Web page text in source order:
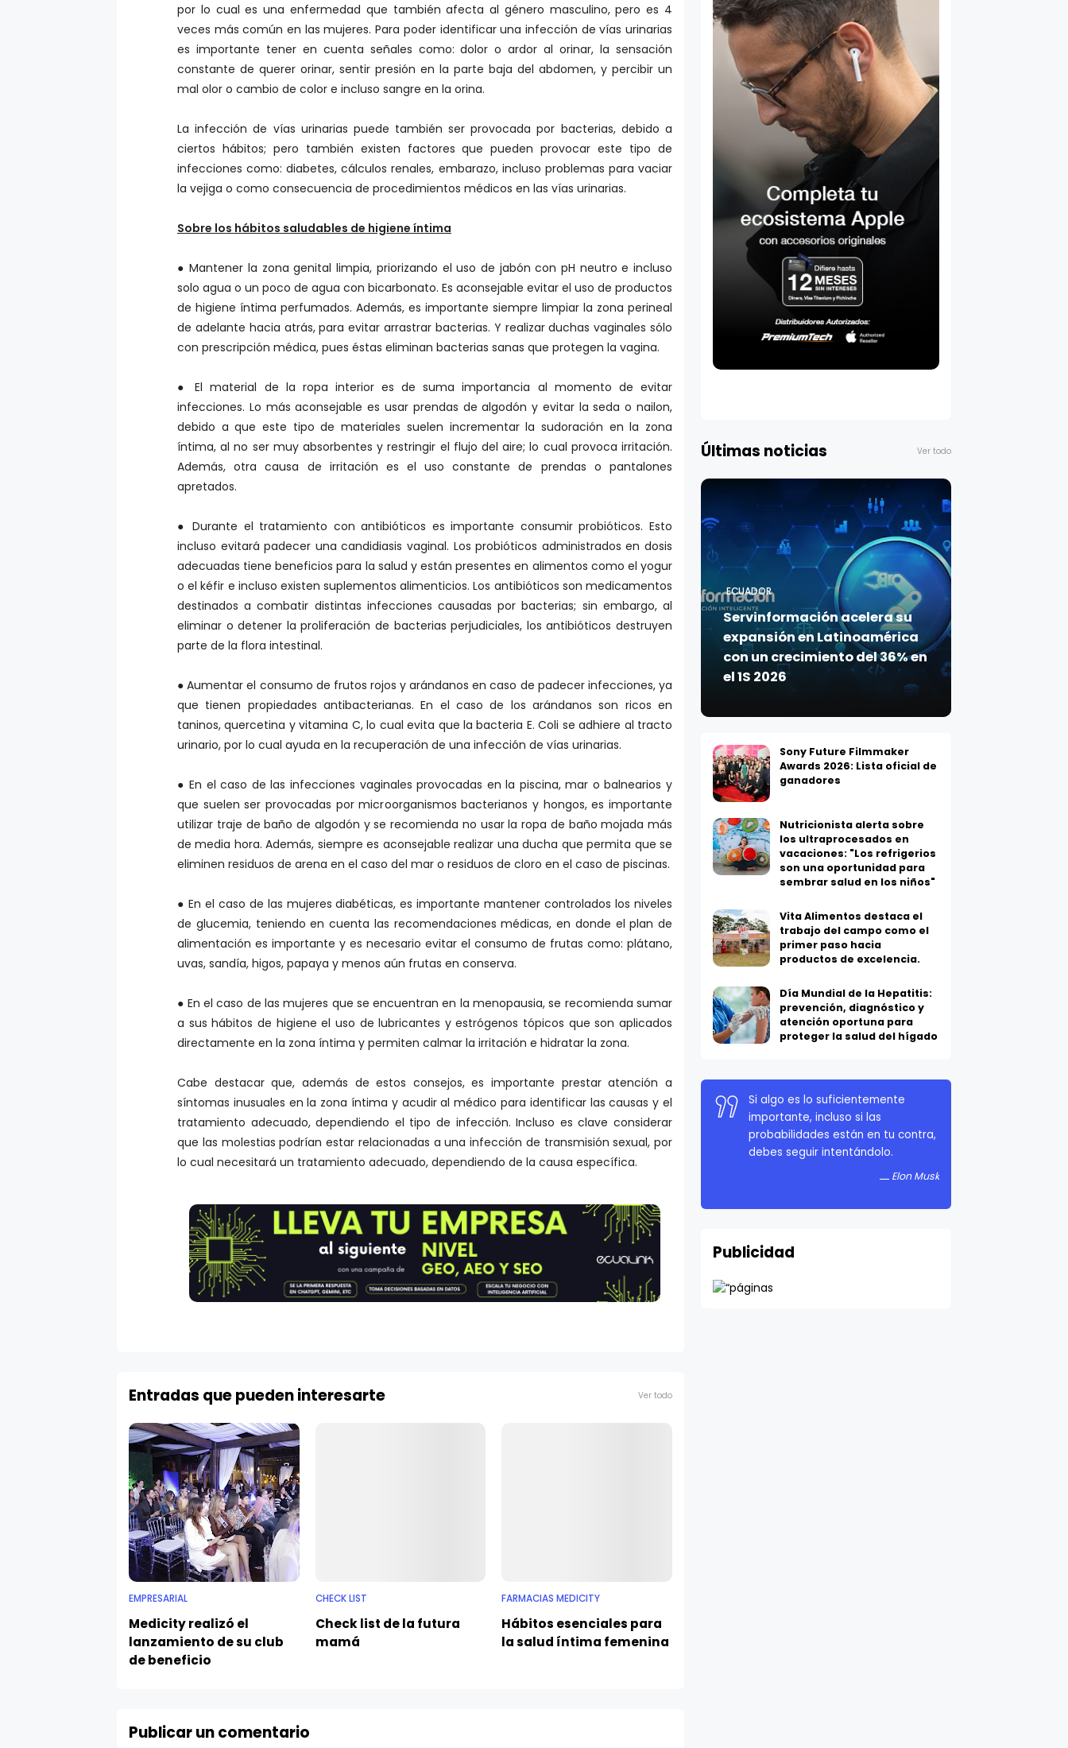
por lo cual es una enfermedad que también afecta al género masculino, pero es 4
veces más común en las mujeres. Para poder identificar una infección de vías urinarias
es importante tener en cuenta señales como: dolor o ardor al orinar, la sensación
constante de querer orinar, sentir presión en la parte baja del abdomen, y percibir un
mal olor o cambio de color e incluso sangre en la orina.
La infección de vías urinarias puede también ser provocada por bacterias, debido a
ciertos hábitos; pero también existen factores que pueden provocar este tipo de
infecciones como: diabetes, cálculos renales, embarazo, incluso problemas para vaciar
la vejiga o como consecuencia de procedimientos médicos en las vías urinarias.
Sobre los hábitos saludables de higiene íntima
● Mantener la zona genital limpia, priorizando el uso de jabón con pH neutro e incluso
solo agua o un poco de agua con bicarbonato. Es aconsejable evitar el uso de productos
de higiene íntima perfumados. Además, es importante siempre limpiar la zona perineal
de adelante hacia atrás, para evitar arrastrar bacterias. Y realizar duchas vaginales sólo
con prescripción médica, pues éstas eliminan bacterias sanas que protegen la vagina.
● El material de la ropa interior es de suma importancia al momento de evitar
infecciones. Lo más aconsejable es usar prendas de algodón y evitar la seda o nailon,
debido a que este tipo de materiales suelen incrementar la sudoración en la zona
íntima, al no ser muy absorbentes y restringir el flujo del aire; lo cual provoca irritación.
Además, otra causa de irritación es el uso constante de prendas o pantalones
apretados.
● Durante el tratamiento con antibióticos es importante consumir probióticos. Esto
incluso evitará padecer una candidiasis vaginal. Los probióticos administrados en dosis
adecuadas tiene beneficios para la salud y están presentes en alimentos como el yogur
o el kéfir e incluso existen suplementos alimenticios. Los antibióticos son medicamentos
destinados a combatir distintas infecciones causadas por bacterias; sin embargo, al
eliminar o detener la proliferación de bacterias perjudiciales, los antibióticos destruyen
parte de la flora intestinal.
● Aumentar el consumo de frutos rojos y arándanos en caso de padecer infecciones, ya
que tienen propiedades antibacterianas. En el caso de los arándanos son ricos en
taninos, quercetina y vitamina C, lo cual evita que la bacteria E. Coli se adhiere al tracto
urinario, por lo cual ayuda en la recuperación de una infección de vías urinarias.
● En el caso de las infecciones vaginales provocadas en la piscina, mar o balnearios y
que suelen ser provocadas por microorganismos bacterianos y hongos, es importante
utilizar traje de baño de algodón y se recomienda no usar la ropa de baño mojada más
de media hora. Además, siempre es aconsejable realizar una ducha que permita que se
eliminen residuos de arena en el caso del mar o residuos de cloro en el caso de piscinas.
● En el caso de las mujeres diabéticas, es importante mantener controlados los niveles
de glucemia, teniendo en cuenta las recomendaciones médicas, en donde el plan de
alimentación es importante y es necesario evitar el consumo de frutas como: plátano,
uvas, sandía, higos, papaya y menos aún frutas en conserva.
● En el caso de las mujeres que se encuentran en la menopausia, se recomienda sumar
a sus hábitos de higiene el uso de lubricantes y estrógenos tópicos que son aplicados
directamente en la zona íntima y permiten calmar la irritación e hidratar la zona.
Cabe destacar que, además de estos consejos, es importante prestar atención a
síntomas inusuales en la zona íntima y acudir al médico para identificar las causas y el
tratamiento adecuado, dependiendo el tipo de infección. Incluso es clave considerar
que las molestias podrían estar relacionadas a una infección de transmisión sexual, por
lo cual necesitará un tratamiento adecuado, dependiendo de la causa específica.
Entradas que pueden interesarte Ver todo
EMPRESARIAL
Medicity realizó el
lanzamiento de su club
de beneficio
CHECK LIST
Check list de la futura
mamá
FARMACIAS MEDICITY
Hábitos esenciales para
la salud íntima femenina
Publicar un comentario
Últimas noticias Ver todo
ECUADOR
Servinformación acelera su
expansión en Latinoamérica
con un crecimiento del 36% en
el 1S 2026
Sony Future Filmmaker
Awards 2026: Lista oficial de
ganadores
Nutricionista alerta sobre
los ultraprocesados en
vacaciones: "Los refrigerios
son una oportunidad para
sembrar salud en los niños"
Vita Alimentos destaca el
trabajo del campo como el
primer paso hacia
productos de excelencia.
Día Mundial de la Hepatitis:
prevención, diagnóstico y
atención oportuna para
proteger la salud del hígado
Si algo es lo suficientemente
importante, incluso si las
probabilidades están en tu contra,
debes seguir intentándolo.
Elon Musk
Publicidad